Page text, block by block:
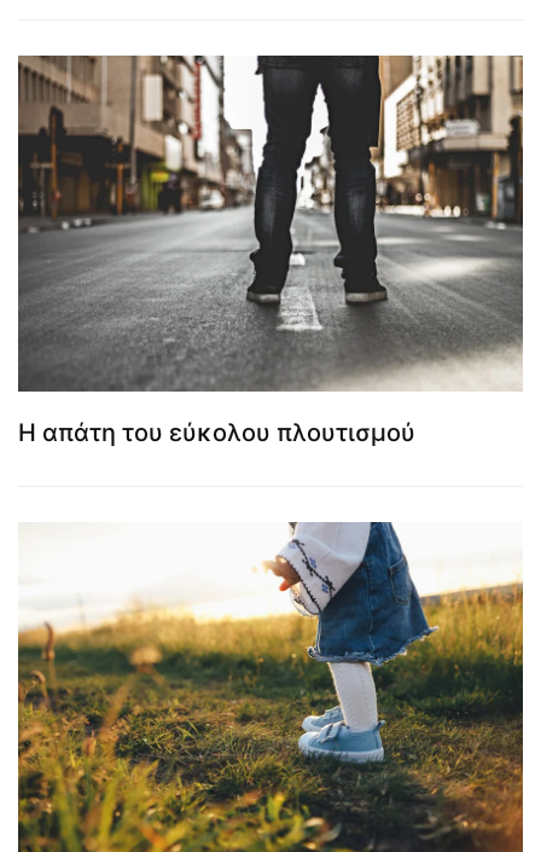
Η απάτη του εύκολου πλουτισμού